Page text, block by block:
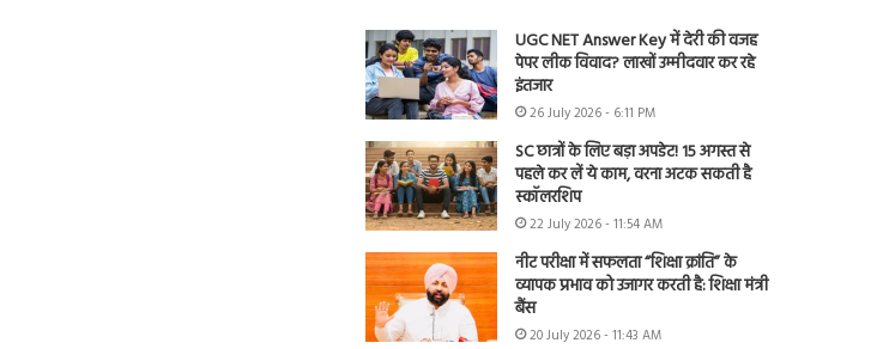
UGC NET Answer Key में देरी की वजह
पेपर लीक विवाद? लाखों उम्मीदवार कर रहे
इंतजार
26 July 2026 - 6:11 PM
SC छात्रों के लिए बड़ा अपडेट! 15 अगस्त से
पहले कर लें ये काम, वरना अटक सकती है
स्कॉलरशिप
22 July 2026 - 11:54 AM
नीट परीक्षा में सफलता “शिक्षा क्रांति” के
व्यापक प्रभाव को उजागर करती है: शिक्षा मंत्री
बैंस
20 July 2026 - 11:43 AM